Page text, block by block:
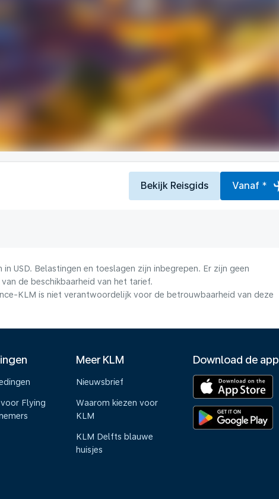
Bekijk Reisgids Vanaf *
USD. Belastingen en toeslagen zijn inbegrepen. Er zijn geen
de beschikbaarheid van het tarief.
KLM is niet verantwoordelijk voor de betrouwbaarheid van deze
Flying
Meer KLM
Nieuwsbrief
Waarom kiezen voor
KLM
KLM Delfts blauwe
huisjes
Download de app